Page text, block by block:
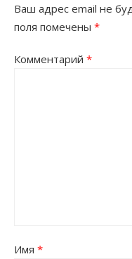
Ваш адрес email не
поля помечены *
Комментарий *
Имя *